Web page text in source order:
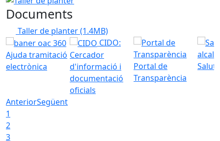
Documents
Taller de planter(1.4MB)
Ajuda tramitació
electrònica
CIDO:
Cercador
d'informació i
documentació
oficials
Portal de
Transparència
AnteriorSegüent
1
2
3